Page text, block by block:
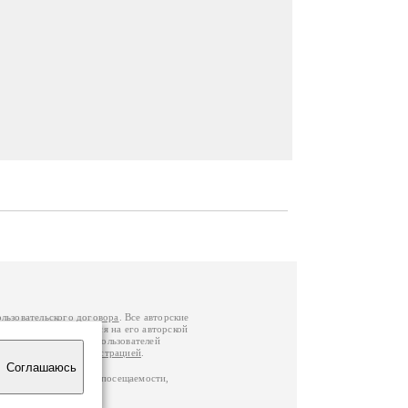
Соглашаюсь
договора
. Все авторские
вы можете обратиться на его авторской
Федерации. Данные пользователей
связаться с администрацией
данным счетчика посещаемости,